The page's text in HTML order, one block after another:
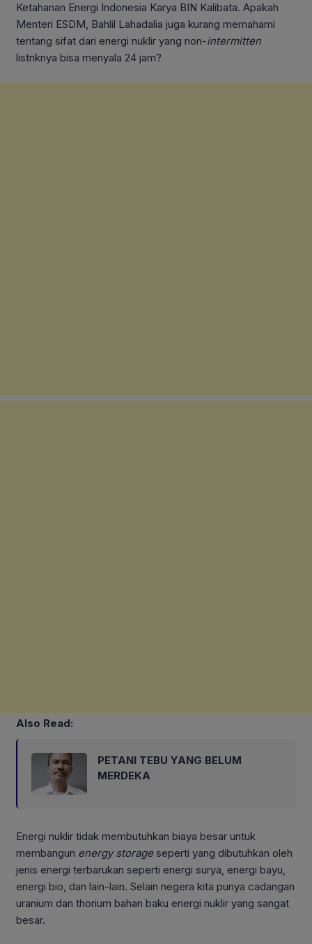
Ketahanan Energi Indonesia Karya BIN Kalibata. Apakah
Menteri ESDM, Bahlil Lahadalia juga kurang memahami
tentang sifat dari energi nuklir yang non-intermitten
listriknya bisa menyala 24 jam?
Also Read:
PETANI TEBU YANG BELUM
MERDEKA
Energi nuklir tidak membutuhkan biaya besar untuk
membangun energy storageseperti yang dibutuhkan oleh
jenis energi terbarukan seperti energi surya, energi bayu,
energi bio, dan lain-lain. Selain negera kita punya cadangan
uranium dan thorium bahan baku energi nuklir yang sangat
besar.